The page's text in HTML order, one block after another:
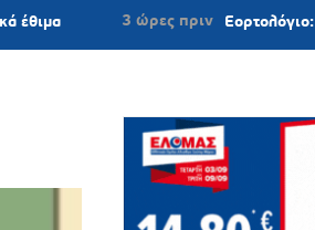
3 ώρες πριν Εορτολόγιο: Ποιοι